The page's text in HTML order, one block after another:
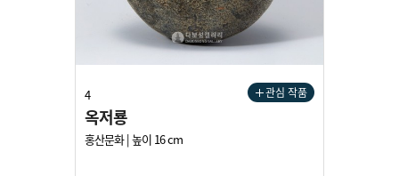
관심 작품
4
옥저룡
홍산문화 | 높이 16 cm